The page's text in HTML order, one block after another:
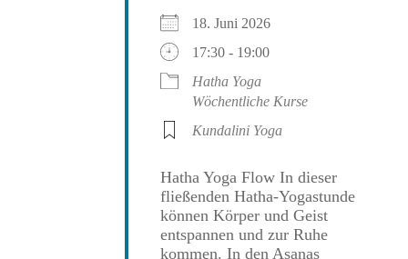
18. Juni 2026
17:30 - 19:00
Hatha Yoga
Wöchentliche Kurse
Kundalini Yoga
Hatha Yoga Flow In dieser
fließenden Hatha-Yogastunde
können Körper und Geist
entspannen und zur Ruhe
kommen. In den Asanas